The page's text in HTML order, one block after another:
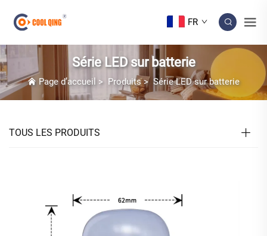
FR
Série LED sur batterie
Page d’accueil > Produits> Série LED sur batterie
TOUS LES PRODUITS